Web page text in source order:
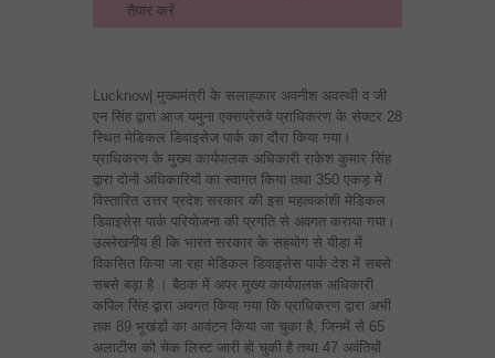
को
दिए
निर्देश
तैयार करें
Lucknow| मुख्यमंत्री के सलाहकार अवनीश अवस्थी व जी
एन सिंह द्वारा आज यमुना एक्सप्रेसवे प्राधिकरण के सेक्टर 28
स्थित मेडिकल डिवाइसेज पार्क का दौरा किया गया।
प्राधिकरण के मुख्य कार्यपालक अधिकारी राकेश कुमार सिंह
द्वारा दोनों अधिकारियों का स्वागत किया तथा 350 एकड़ में
विस्तारित उत्तर प्रदेश सरकार की इस महत्वकांशी मेडिकल
डिवाइसेस पार्क परियोजना की प्रगति से अवगत कराया गया।
उल्लेखनीय ही कि भारत सरकार के सहयोग से यीडा में
विकसित किया जा रहा मेडिकल डिवाइसेस पार्क देश में सबसे
सबसे बड़ा है । बैठक में अपर मुख्य कार्यपालक अधिकारी
कपिल सिंह द्वारा अवगत किया गया कि प्राधिकरण द्वारा अभी
तक 89 भूखंडों का आवंटन किया जा चुका है, जिनमें से 65
अलाटीस को चेक लिस्ट जारी हो चुकी है तथा 47 अवंतियों